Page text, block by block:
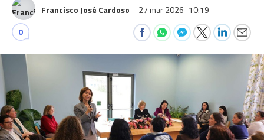
Francisco José Cardoso 27 mar 2026 10:19
0